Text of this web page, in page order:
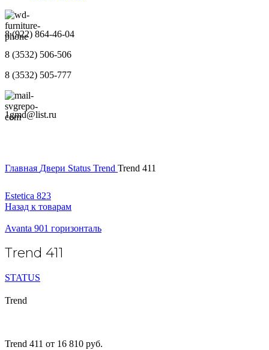
8 (922) 864-46-04
8 (3532) 506-506
8 (3532) 505-777
1gmd@list.ru
Главная Двери Status Trend Trend 411
Estetica 823
Назад к товарам
Avanta 901 горизонталь
Trend 411
STATUS
Trend
Trend 411 от 16 810 руб.